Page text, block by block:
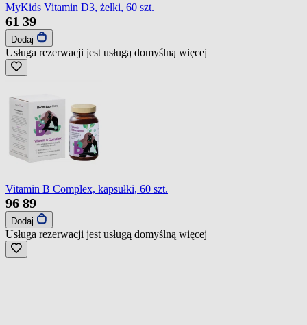
MyKids Vitamin D3, żelki, 60 szt.
61 39
Dodaj
Usługa rezerwacji jest usługą domyślną więcej
Vitamin B Complex, kapsułki, 60 szt.
96 89
Dodaj
Usługa rezerwacji jest usługą domyślną więcej